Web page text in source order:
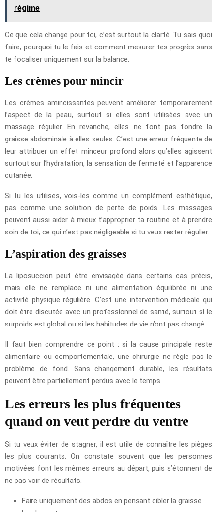
régime
Ce que cela change pour toi, c’est surtout la clarté. Tu sais quoi
faire, pourquoi tu le fais et comment mesurer tes progrès sans
te focaliser uniquement sur la balance.
Les crèmes pour mincir
Les crèmes amincissantes peuvent améliorer temporairement
l’aspect de la peau, surtout si elles sont utilisées avec un
massage régulier. En revanche, elles ne font pas fondre la
graisse abdominale à elles seules. C’est une erreur fréquente de
leur attribuer un effet minceur profond alors qu’elles agissent
surtout sur l’hydratation, la sensation de fermeté et l’apparence
cutanée.
Si tu les utilises, vois-les comme un complément esthétique,
pas comme une solution de perte de poids. Les massages
peuvent aussi aider à mieux t’approprier ta routine et à prendre
soin de toi, ce qui n’est pas négligeable si tu veux rester régulier.
L’aspiration des graisses
La liposuccion peut être envisagée dans certains cas précis,
mais elle ne remplace ni une alimentation équilibrée ni une
activité physique régulière. C’est une intervention médicale qui
doit être discutée avec un professionnel de santé, surtout si le
surpoids est global ou si les habitudes de vie n’ont pas changé.
Il faut bien comprendre ce point : si la cause principale reste
alimentaire ou comportementale, une chirurgie ne règle pas le
problème de fond. Sans changement durable, les résultats
peuvent être partiellement perdus avec le temps.
Les erreurs les plus fréquentes
quand on veut perdre du ventre
Si tu veux éviter de stagner, il est utile de connaître les pièges
les plus courants. On constate souvent que les personnes
motivées font les mêmes erreurs au départ, puis s’étonnent de
ne pas voir de résultats.
Faire uniquement des abdos en pensant cibler la graisse